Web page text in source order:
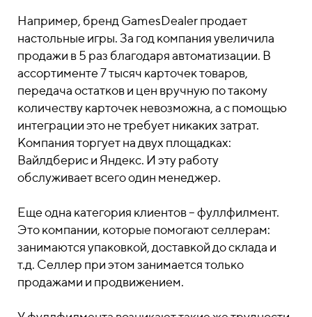
Например, бренд GamesDealer продает
настольные игры. За год компания увеличила
продажи в 5 раз благодаря автоматизации. В
ассортименте 7 тысяч карточек товаров,
передача остатков и цен вручную по такому
количеству карточек невозможна, а с помощью
интеграции это не требует никаких затрат.
Компания торгует на двух площадках:
Вайлдберис и Яндекс. И эту работу
обслуживает всего один менеджер.
Еще одна категория клиентов – фуллфилмент.
Это компании, которые помогают селлерам:
занимаются упаковкой, доставкой до склада и
т.д. Селлер при этом занимается только
продажами и продвижением.